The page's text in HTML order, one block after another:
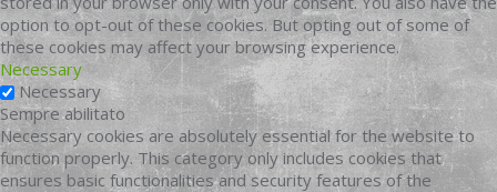
option to opt-out of these cookies. But opting out of some of
these cookies may affect your browsing experience.
Necessary
Necessary
Sempre abilitato
Necessary cookies are absolutely essential for the website to
function properly. This category only includes cookies that
ensures basic functionalities and security features of the